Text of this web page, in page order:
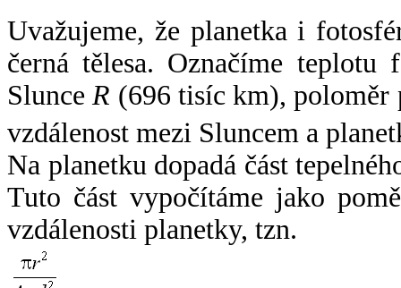
Uvažujeme, že planetka i
černá tělesa. Označíme
SlunceR (696 tisíc km),
vzdálenost mezi Sluncem a
Na planetku dopadá část
Tuto část vypočítáme jako
vzdálenosti planetky, tzn.